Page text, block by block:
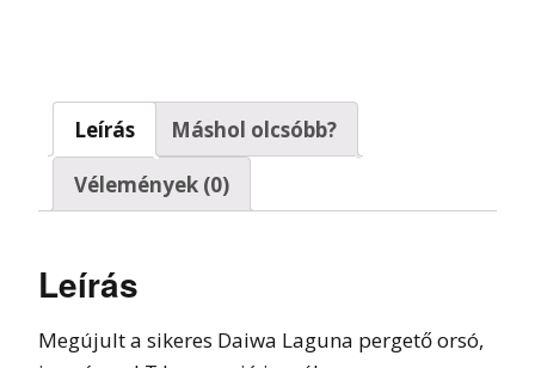
Leírás
Máshol olcsóbb?
Vélemények (0)
Leírás
Megújult a sikeres Daiwa Laguna pergető orsó,